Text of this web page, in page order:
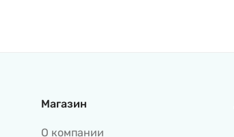
Магазин
О компании